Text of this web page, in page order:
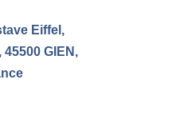
Eiffel,
GIEN,